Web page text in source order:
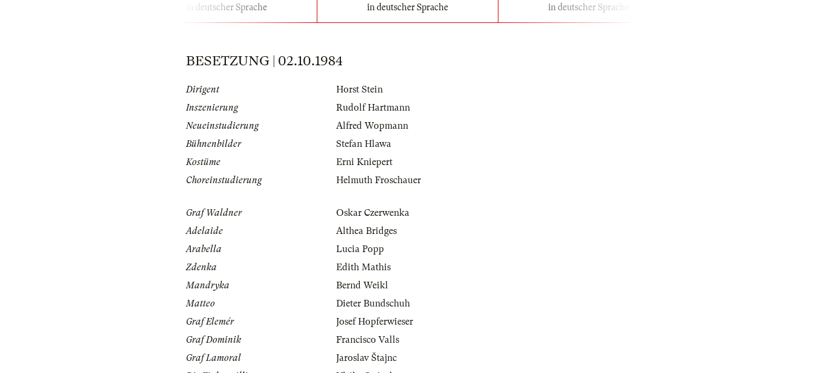
in deutscher Sprache
in deutscher Sprache
in deutscher Sprache
BESETZUNG | 02.10.1984
Dirigent
Horst Stein
Inszenierung
Rudolf Hartmann
Neueinstudierung
Alfred Wopmann
Bühnenbilder
Stefan Hlawa
Kostüme
Erni Kniepert
Choreinstudierung
Helmuth Froschauer
Graf Waldner
Oskar Czerwenka
Adelaide
Althea Bridges
Arabella
Lucia Popp
Zdenka
Edith Mathis
Mandryka
Bernd Weikl
Matteo
Dieter Bundschuh
Graf Elemér
Josef Hopferwieser
Graf Dominik
Francisco Valls
Graf Lamoral
Jaroslav Štajnc